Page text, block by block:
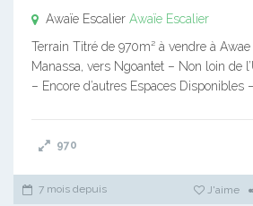
Awaïe Escalier Awaïe Escalier
Terrain Titré de 970m² à vendre à
Manassa, vers Ngoantet – Non loin de
– Encore d’autres Espaces Disponibles
970
7 mois depuis J'aime